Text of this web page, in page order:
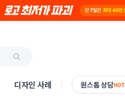
디자인 사례 원스톱 상담HOT